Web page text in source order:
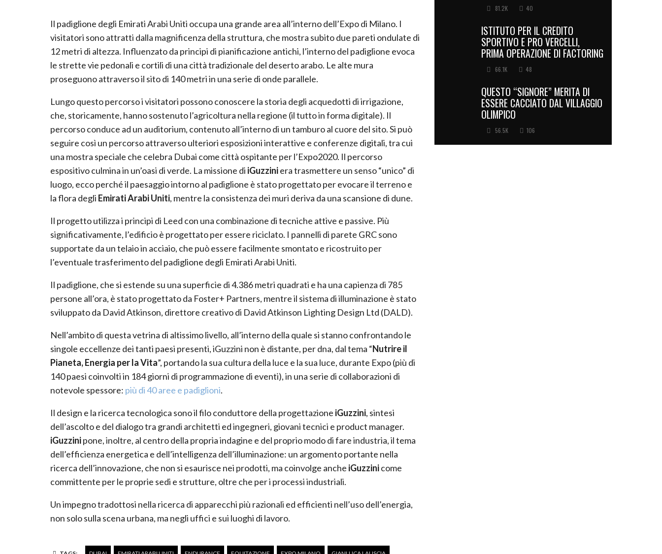
Il padiglione degli Emirati Arabi Uniti occupa una grande area all’interno dell’Expo di Milano. I
visitatori sono attratti dalla magnificenza della struttura, che mostra subito due pareti ondulate di
12 metri di altezza. Influenzato da principi di pianificazione antichi, l’interno del padiglione evoca
le strette vie pedonali e cortili di una città tradizionale del deserto arabo. Le alte mura
proseguono attraverso il sito di 140 metri in una serie di onde parallele.
Lungo questo percorso i visitatori possono conoscere la storia degli acquedotti di irrigazione,
che, storicamente, hanno sostenuto l’agricoltura nella regione (il tutto in forma digitale). Il
percorso conduce ad un auditorium, contenuto all’interno di un tamburo al cuore del sito. Si può
seguire così un percorso attraverso ulteriori esposizioni interattive e conferenze digitali, tra cui
una mostra speciale che celebra Dubai come città ospitante per l’Expo2020. Il percorso
espositivo culmina in un’oasi di verde. La missione di iGuzziniera trasmettere un senso “unico” di
luogo, ecco perché il paesaggio intorno al padiglione è stato progettato per evocare il terreno e
la flora degli Emirati Arabi Uniti, mentre la consistenza dei muri deriva da una scansione di dune.
Il progetto utilizza i principi di Leed con una combinazione di tecniche attive e passive. Più
significativamente, l’edificio è progettato per essere riciclato. I pannelli di parete GRC sono
supportate da un telaio in acciaio, che può essere facilmente smontato e ricostruito per
l’eventuale trasferimento del padiglione degli Emirati Arabi Uniti.
Il padiglione, che si estende su una superficie di 4.386 metri quadrati e ha una capienza di 785
persone all’ora, è stato progettato da Foster+ Partners, mentre il sistema di illuminazione è stato
sviluppato da David Atkinson, direttore creativo di David Atkinson Lighting Design Ltd (DALD).
Nell’ambito di questa vetrina di altissimo livello, all’interno della quale si stanno confrontando le
singole eccellenze dei tanti paesi presenti, iGuzzini non è distante, per dna, dal tema “Nutrire il
Pianeta, Energia per la Vita”, portando la sua cultura della luce e la sua luce, durante Expo (più di
140 paesi coinvolti in 184 giorni di programmazione di eventi), in una serie di collaborazioni di
notevole spessore: più di 40 aree e padiglioni.
Il design e la ricerca tecnologica sono il filo conduttore della progettazione iGuzzini, sintesi
dell’ascolto e del dialogo tra grandi architetti ed ingegneri, giovani tecnici e product manager.
iGuzzinipone, inoltre, al centro della propria indagine e del proprio modo di fare industria, il tema
dell’efficienza energetica e dell’intelligenza dell’illuminazione: un argomento portante nella
ricerca dell’innovazione, che non si esaurisce nei prodotti, ma coinvolge anche iGuzzinicome
committente per le proprie sedi e strutture, oltre che per i processi industriali.
Un impegno tradottosi nella ricerca di apparecchi più razionali ed efficienti nell’uso dell’energia,
non solo sulla scena urbana, ma negli uffici e sui luoghi di lavoro.
81.2K 40
ISTITUTO PER IL CREDITO
SPORTIVO E PRO VERCELLI,
PRIMA OPERAZIONE DI FACTORING
66.1K 48
QUESTO “SIGNORE” MERITA DI
ESSERE CACCIATO DAL VILLAGGIO
OLIMPICO
56.5K 106